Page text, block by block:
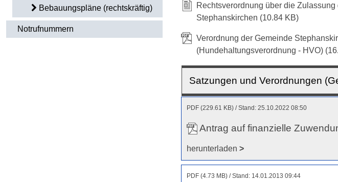
Bebauungspläne (rechtskräftig)
Notrufnummern
Rechtsverordnung über die
Stephanskirchen (10.84 KB)
Verordnung der Gemeinde
(Hundehaltungsverordnung - HVO)
Satzungen und Verordnungen
PDF (229.61 KB) Stand: 25.10.2022 08:50
Antrag auf finanzielle
herunterladen >
PDF (4.73 MB) Stand: 14.01.2013 09:44